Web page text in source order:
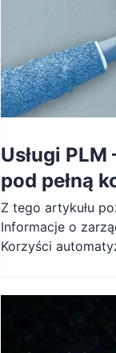
Usługi
pod pełną
Z tego artykułu
Informacje o
Korzyści